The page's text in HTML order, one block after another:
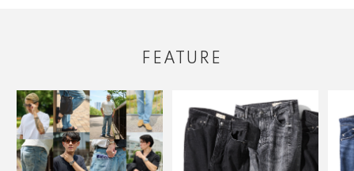
FEATURE